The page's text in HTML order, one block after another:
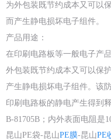
为外包装既节约成本又可以
而产生静电损坏电子组件。
产品用途：
在印刷电路板等一般电子产
外包装既节约成本又可以保
产生静电损坏电子组件。该
印刷电路板的静电产生得到
B-81705B；内外表面电阻是
昆山PE袋-昆山PE膜-昆山PE